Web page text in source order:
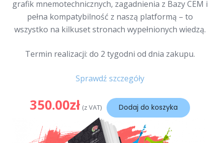
grafik mnemotechnicznych, zagadnienia z Bazy CEM i
pełna kompatybilność z naszą platformą – to
wszystko na kilkuset stronach wypełnionych wiedzą.
Termin realizacji: do 2 tygodni od dnia zakupu.
Sprawdź szczegóły
350.00zł (z VAT) Dodaj do koszyka